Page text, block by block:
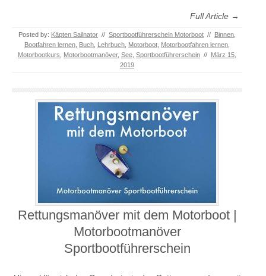
Full Article →
Posted by: Käpten Sailnator // Sportbootführerschein Motorboot // Binnen
Bootfahren lernen Buch Lehrbuch Motorboot Motorbootfahren lernen
Motorbootkurs
Motorbootmanöver, See Sportbootführerschein // März 15,
2019
Rettungsmanöver mit dem Motorboot |
Motorbootmanöver
Sportbootführerschein